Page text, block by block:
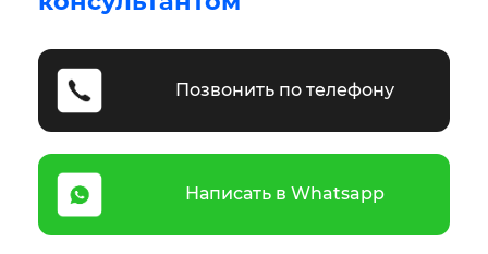
Позвонить по телефону
Написать в Whatsapp